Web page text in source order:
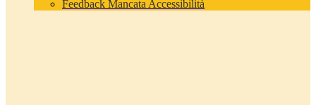
Feedback Mancata Accessibilità